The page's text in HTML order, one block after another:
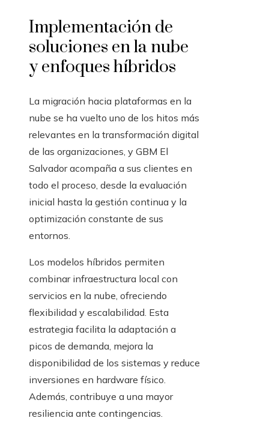
Implementación de
soluciones en la nube
y enfoques híbridos
La migración hacia plataformas en la
nube se ha vuelto uno de los hitos más
relevantes en la transformación digital
de las organizaciones, y GBM El
Salvador acompaña a sus clientes en
todo el proceso, desde la evaluación
inicial hasta la gestión continua y la
optimización constante de sus
entornos.
Los modelos híbridos permiten
combinar infraestructura local con
servicios en la nube, ofreciendo
flexibilidad y escalabilidad. Esta
estrategia facilita la adaptación a
picos de demanda, mejora la
disponibilidad de los sistemas y reduce
inversiones en hardware físico.
Además, contribuye a una mayor
resiliencia ante contingencias.